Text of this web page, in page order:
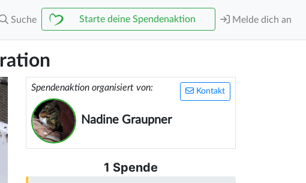
Suche Starte deine Spendenaktion Melde dich an
Kontakt
Spendenaktion organisiert von:
Nadine Graupner
1 Spende